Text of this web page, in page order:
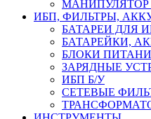
ИБП, ФИЛЬТРЫ,
БАТАРЕИ ДЛЯ
БАТАРЕЙКИ,
БЛОКИ
ЗАРЯДНЫЕ
ИБП Б/У
СЕТЕВЫЕ